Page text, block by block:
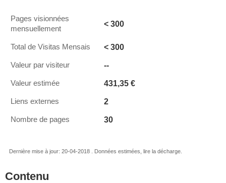
Pages visionnées
mensuellement
< 300
Total de Visitas Mensais < 300
Valeur par visiteur --
Valeur estimée 431,35 €
Liens externes 2
Nombre de pages 30
Dernière mise à jour: 20-04-2018 . Données estimées, lire la décharge.
Contenu